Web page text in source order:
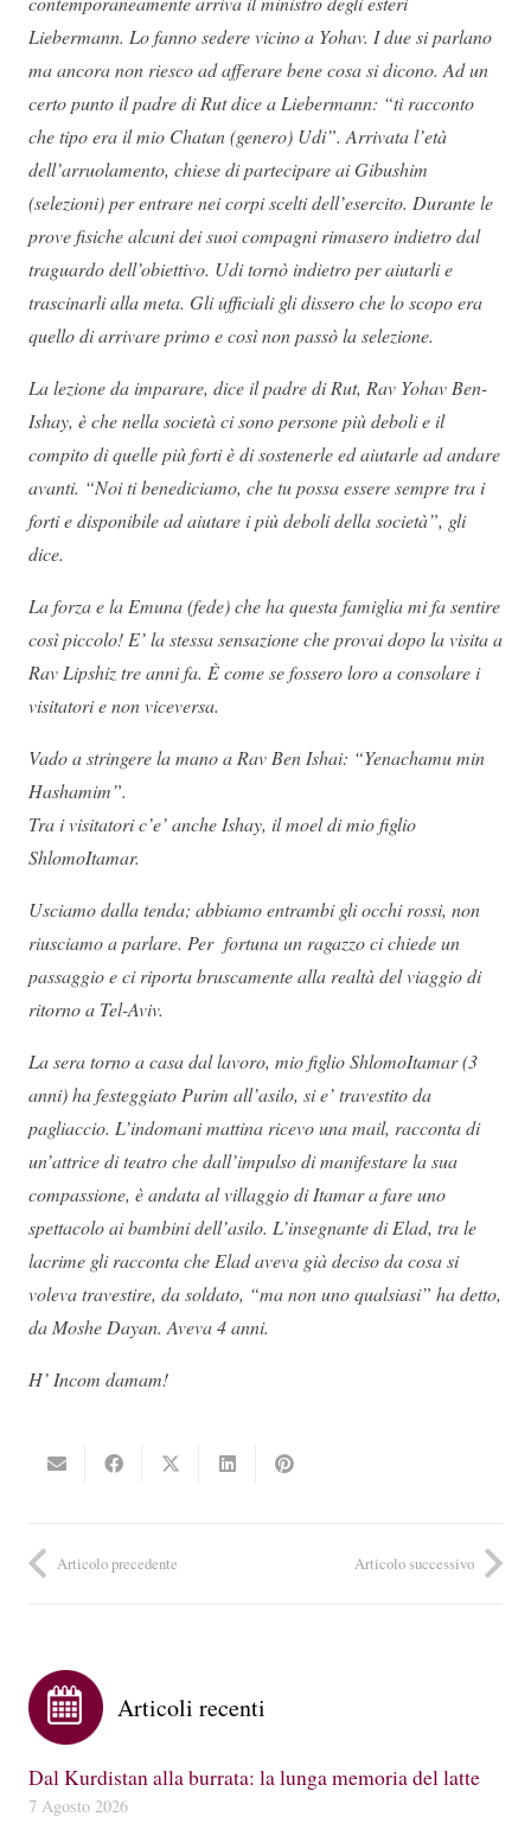
Liebermann. Lo fanno sedere vicino a Yohav. I due si parlano
ma ancora non riesco ad afferare bene cosa si dicono. Ad un
certo punto il padre di Rut dice a Liebermann: “ti racconto
che tipo era il mio Chatan (genero) Udi”. Arrivata l’età
dell’arruolamento, chiese di partecipare ai Gibushim
(selezioni) per entrare nei corpi scelti dell’esercito. Durante le
prove fisiche alcuni dei suoi compagni rimasero indietro dal
traguardo dell’obiettivo. Udi tornò indietro per aiutarli e
trascinarli alla meta. Gli ufficiali gli dissero che lo scopo era
quello di arrivare primo e così non passò la selezione.
La lezione da imparare, dice il padre di Rut, Rav Yohav Ben-
Ishay, è che nella società ci sono persone più deboli e il
compito di quelle più forti è di sostenerle ed aiutarle ad andare
avanti. “Noi ti benediciamo, che tu possa essere sempre tra i
forti e disponibile ad aiutare i più deboli della società”, gli
dice.
La forza e la Emuna (fede) che ha questa famiglia mi fa sentire
così piccolo! E’ la stessa sensazione che provai dopo la visita a
Rav Lipshiz tre anni fa. È come se fossero loro a consolare i
visitatori e non viceversa.
Vado a stringere la mano a Rav Ben Ishai: “Yenachamu min
Hashamim”.
Tra i visitatori c’e’ anche Ishay, il moel di mio figlio
ShlomoItamar.
Usciamo dalla tenda; abbiamo entrambi gli occhi rossi, non
riusciamo a parlare. Per fortuna un ragazzo ci chiede un
passaggio e ci riporta bruscamente alla realtà del viaggio di
ritorno a Tel-Aviv.
La sera torno a casa dal lavoro, mio figlio ShlomoItamar (3
anni) ha festeggiato Purim all’asilo, si e’ travestito da
pagliaccio. L’indomani mattina ricevo una mail, racconta di
un’attrice di teatro che dall’impulso di manifestare la sua
compassione, è andata al villaggio di Itamar a fare uno
spettacolo ai bambini dell’asilo. L’insegnante di Elad, tra le
lacrime gli racconta che Elad aveva già deciso da cosa si
voleva travestire, da soldato, “ma non uno qualsiasi” ha detto,
da Moshe Dayan. Aveva 4 anni.
H’ Incom damam!
Articolo precedente Articolo successivo
Articoli recenti
Dal Kurdistan alla burrata: la lunga memoria del latte
7 Agosto 2026